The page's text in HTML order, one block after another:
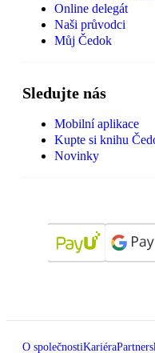
Online delegát
Naši průvodci
Můj Čedok
Sledujte nás
Mobilní aplikace
Kupte si knihu
Novinky
O společnostiKariéra